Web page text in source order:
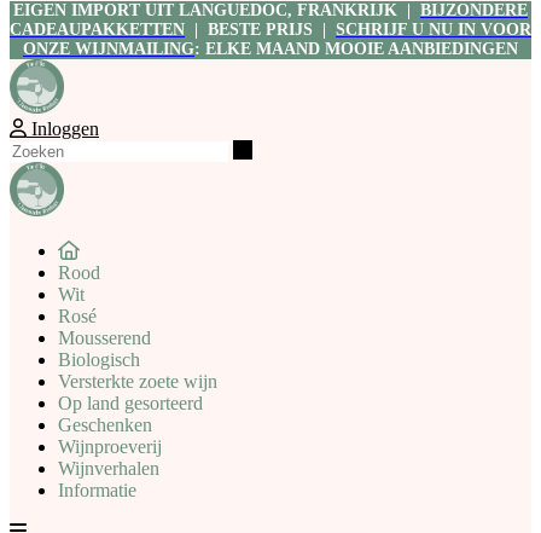
EIGEN IMPORT UIT LANGUEDOC, FRANKRIJK | BIJZONDERE
CADEAUPAKKETTEN | BESTE PRIJS | SCHRIJF U NU IN VOOR
ONZE WIJNMAILING: ELKE MAAND MOOIE AANBIEDINGEN
Inloggen
Rood
Wit
Rosé
Mousserend
Biologisch
Versterkte zoete wijn
Op land gesorteerd
Geschenken
Wijnproeverij
Wijnverhalen
Informatie